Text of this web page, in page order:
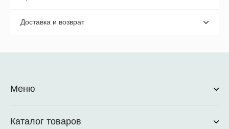
Доставка и возврат
Меню
Каталог товаров